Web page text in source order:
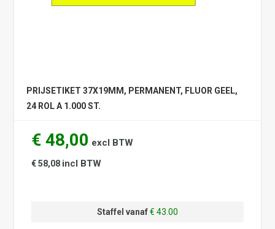
PRIJSETIKET 37X19MM, PERMANENT, FLUOR GEEL,
24 ROL A 1.000 ST.
€ 48,00 excl BTW
€ 58,08 incl BTW
Staffel vanaf€ 43.00